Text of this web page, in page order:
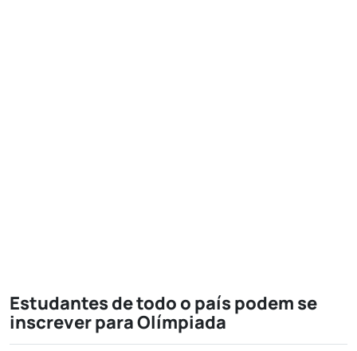
Estudantes de todo o país podem se
inscrever para Olímpiada